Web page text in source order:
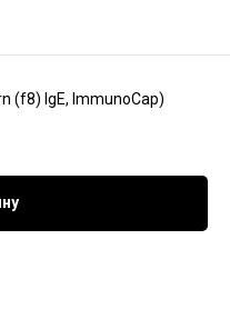
(f8) IgE, ImmunoCap)